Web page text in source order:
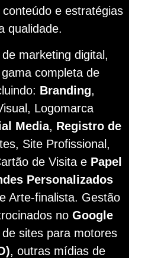
e estratégias
qualidade.
marketing digital,
completa de
Branding,
Logomarca
Media, Registro de
Site Profissional,
de Visita e Papel
Personalizados
e Arte-finalista. Gestão
no Google
sites para motores
, outras mídias de